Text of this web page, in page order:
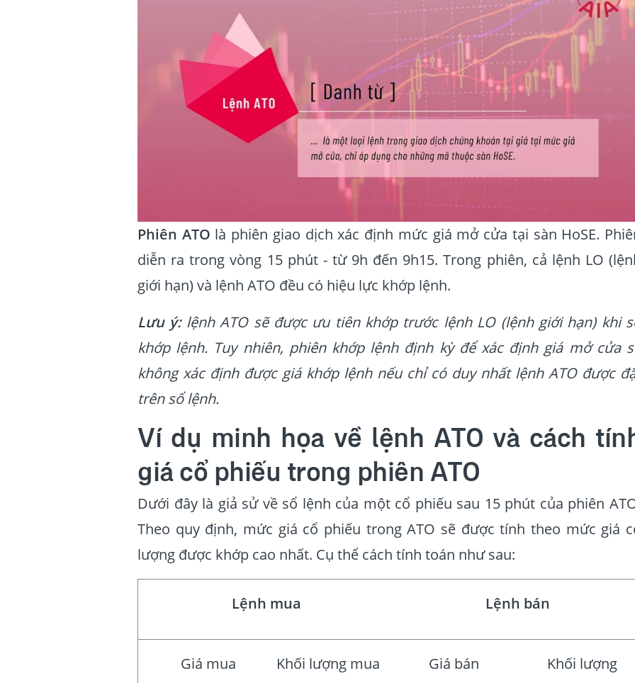
Phiên ATO là phiên giao dịch xác định mức giá mở cửa tại sàn HoSE.
diễn ra trong vòng 15 phút - từ 9h đến 9h15. Trong phiên, cả lệnh LO
giới hạn) và lệnh ATO đều có hiệu lực khớp lệnh.
Lưu ý:lệnh ATO sẽ được ưu tiên khớp trước lệnh LO (lệnh giới hạn) khi
khớp lệnh. Tuy nhiên, phiên khớp lệnh định kỳ để xác định giá mở cửa
không xác định được giá khớp lệnh nếu chỉ có duy nhất lệnh ATO được
trên sổ lệnh.
Ví dụ minh họa về lệnh ATO và cách
giá cổ phiếu trong phiên ATO
Dưới đây là giả sử về sổ lệnh của một cổ phiếu sau 15 phút của phiên
Theo quy định, mức giá cổ phiếu trong ATO sẽ được tính theo mức giá
lượng được khớp cao nhất. Cụ thể cách tính toán như sau:
Lệnh mua Lệnh bán
Giá mua Khối lượng mua Giá bán
Khối lượng